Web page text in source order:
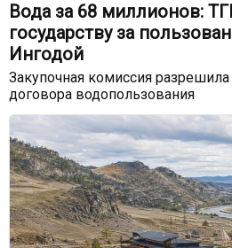
Вода за 68 миллионов:
государству за
Ингодой
Закупочная комиссия
договора водопользования